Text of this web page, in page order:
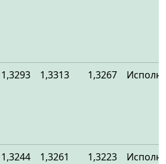
1,3293 1,3313 1,3267
1,3244 1,3261 1,3223